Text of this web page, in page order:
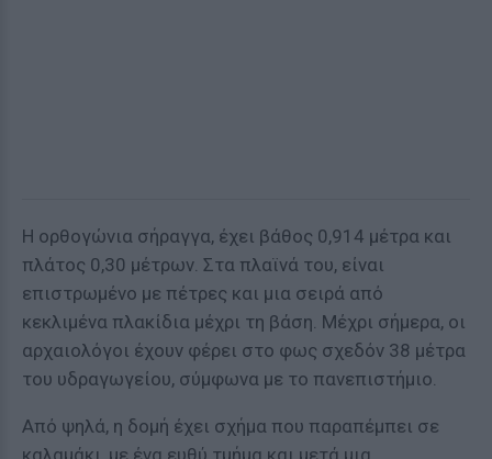
Η ορθογώνια σήραγγα, έχει βάθος 0,914 μέτρα και
πλάτος 0,30 μέτρων. Στα πλαϊνά του, είναι
επιστρωμένο με πέτρες και μια σειρά από
κεκλιμένα πλακίδια μέχρι τη βάση. Μέχρι σήμερα, οι
αρχαιολόγοι έχουν φέρει στο φως σχεδόν 38 μέτρα
του υδραγωγείου, σύμφωνα με το πανεπιστήμιο.
Από ψηλά, η δομή έχει σχήμα που παραπέμπει σε
καλαμάκι, με ένα ευθύ τμήμα και μετά μια